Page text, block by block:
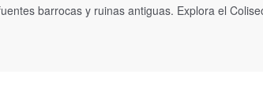
barrocas y ruinas antiguas. Explora el